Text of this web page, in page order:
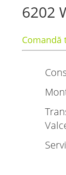
6202
Comandă